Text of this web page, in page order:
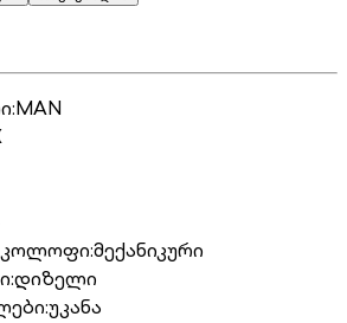
:MAN
კოლოფი:მექანიკური
:დიზელი
:უკანა